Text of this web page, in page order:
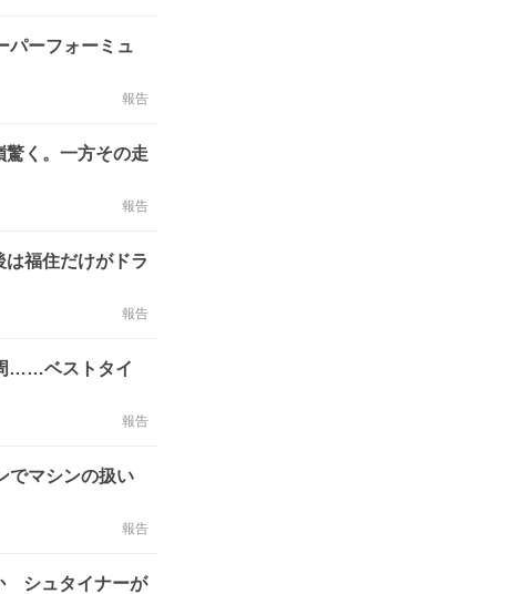
パーフォーミュ
報告
く。一方その走
報告
福住だけがドラ
報告
……ベストタイ
報告
でマシンの扱い
報告
シュタイナーが